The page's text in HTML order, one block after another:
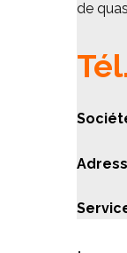
de
Tél.